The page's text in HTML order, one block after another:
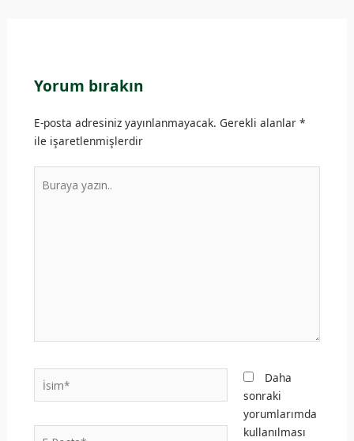
Yorum bırakın
E-posta adresiniz yayınlanmayacak. Gerekli alanlar *
ile işaretlenmişlerdir
yazın..
İsim*
Daha
sonraki
yorumlarımda
kullanılması